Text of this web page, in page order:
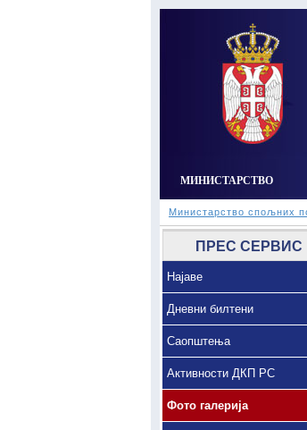
МИНИСТАРСТВО
Министарство спољних
ПРЕС СЕРВИС
Најаве
Дневни билтени
Саопштења
Активности ДКП РС
Фото галерија